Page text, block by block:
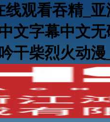
观看吞精_
文字幕中文
干柴烈火动